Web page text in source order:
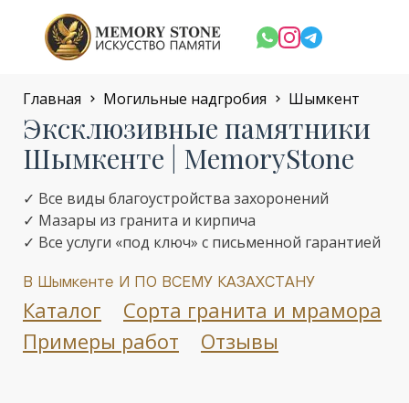
Главная Могильные надгробия Шымкент
Эксклюзивные памятники
Шымкенте | MemoryStone
✓ Все виды благоустройства захоронений
✓ Мазары из гранита и кирпича
✓ Все услуги «под ключ» с письменной гарантией
В Шымкенте И ПО ВСЕМУ КАЗАХСТАНУ
Каталог
Сорта гранита и мрамора
Примеры работ
Отзывы